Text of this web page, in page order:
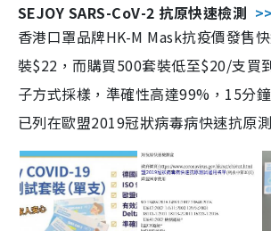
SEJOY SARS-CoV-2 抗原快速檢測
香港口罩品牌HK-M Mask抗疫價發售
裝$22，而購買500套裝低至$20/支買
子方式採樣，準確性高達99%，15分
已列在歐盟2019冠狀病毒病快速抗原